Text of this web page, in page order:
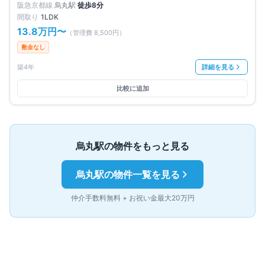
阪急京都線 烏丸駅 徒歩8分
間取り 1LDK
13.8万円 〜 （管理費 8,500円 ）
敷金なし
築4年 詳細を見る
比較に追加
烏丸駅の物件をもっと見る
烏丸駅の物件一覧を見る
仲介手数料無料 + お祝い金最大20万円